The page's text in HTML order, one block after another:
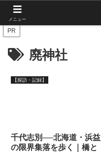
PR
廃神社
【探訪・記録】
千代志別──北海道・浜益
の限界集落を歩く｜橋と
メニュー